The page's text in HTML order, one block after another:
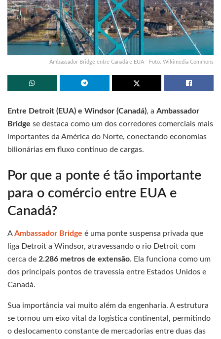
Ambassador Bridge entre Canadá e EUA - Foto: Wikimedia Commons
Entre Detroit (EUA) e Windsor (Canadá), a Ambassador
Bridge se destaca como um dos corredores comerciais mais
importantes da América do Norte, conectando economias
bilionárias em fluxo contínuo de cargas.
Por que a ponte é tão importante
para o comércio entre EUA e
Canadá?
AAmbassador Bridge é uma ponte suspensa privada que
liga Detroit a Windsor, atravessando o rio Detroit com
cerca de 2.286 metros de extensão. Ela funciona como um
dos principais pontos de travessia entre Estados Unidos e
Canadá.
Sua importância vai muito além da engenharia. A estrutura
se tornou um eixo vital da logística continental, permitindo
o deslocamento constante de mercadorias entre duas das